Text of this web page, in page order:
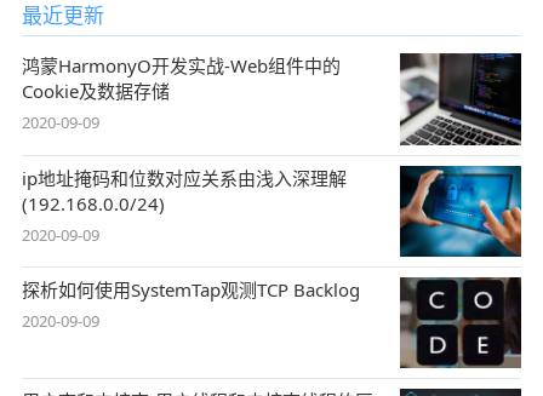
最近更新
鸿蒙HarmonyO开发实战-Web组件中的
Cookie及数据存储
2020-09-09
ip地址掩码和位数对应关系由浅入深理解
(192.168.0.0/24)
2020-09-09
探析如何使用SystemTap观测TCP Backlog
2020-09-09